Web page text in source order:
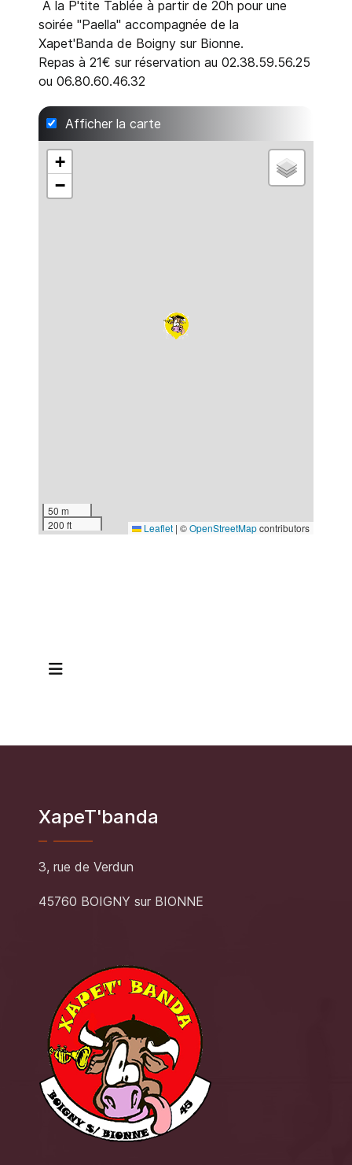
À la P'tite Tablée à partir de 20h pour une
soirée "Paella" accompagnée de la
Xapet'Banda de Boigny sur Bionne.
Repas à 21€ sur réservation au 02.38.59.56.25
ou 06.80.60.46.32
Afficher la carte
+
−
50 m
200 ft
Leaflet | ©OpenStreetMapcontributors
XapeT'banda
3, rue de Verdun
45760 BOIGNY sur BIONNE